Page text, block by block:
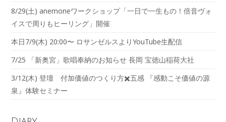
8/29(土) anemoneワークショップ「一日で一生もの！倍音ヴォ
イスで周りもヒーリング」開催
本日7/9(木) 20:00〜 ロサンゼルスよりYouTube生配信
7/25 「新奥宮」歌唱奉納のお知らせ 長岡 宝徳山稲荷大社
3/12(木) 登壇 付加価値のつくり方✖️五感 『感動こそ価値の源
泉』体験セミナー